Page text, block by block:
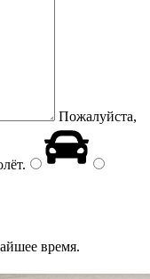
Пожалуйста,
.
время.